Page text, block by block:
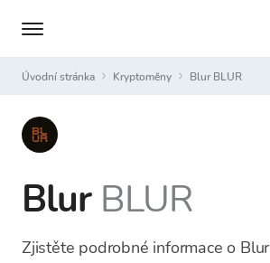
Úvodní stránka Kryptoměny Blur BLUR
Blur BLUR
Zjistěte podrobné informace o